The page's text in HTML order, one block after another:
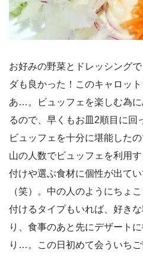
お好みの野菜とドレッシング
ダも良かった！このキャロッ
あ…。ビュッフェを楽しむ為
るので、早くもお皿2順目に回
ビュッフェを十分に堪能した
山の人数でビュッフェを利用
付けや選ぶ食材に個性が出て
（笑）。中の人のようにちょ
付けるタイプもいれば、好き
り、食事のあと先にデザート
り…。この日初めて会ういち